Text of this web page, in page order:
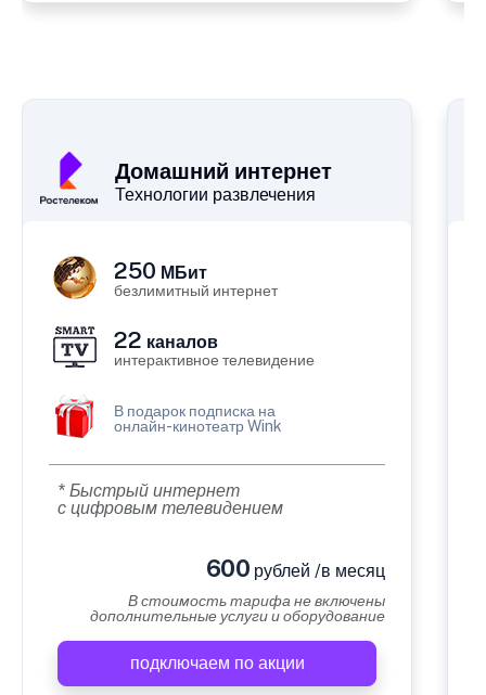
Домашний интернет
Технологии развлечения
250 МБит
безлимитный интернет
22 каналов
интерактивное телевидение
В подарок подписка на
онлайн-кинотеатр Wink
* Быстрый интернет
с цифровым телевидением
600 рублей /в месяц
В стоимость тарифа не включены
дополнительные услуги и оборудование
подключаем по акции